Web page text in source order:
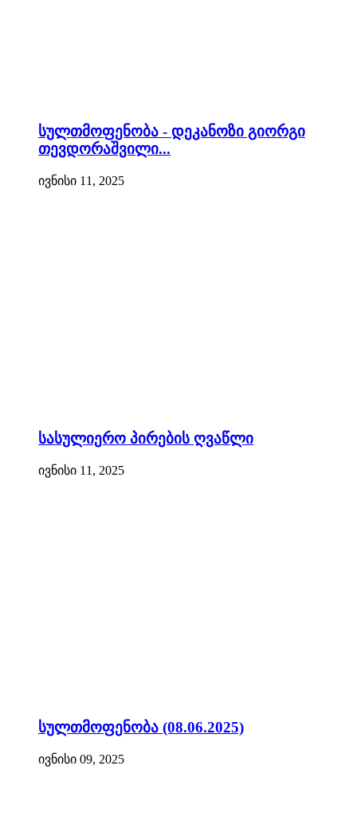
სულთმოფენობა - დეკანოზი გიორგი
თევდორაშვილი...
ივნისი 11, 2025
სასულიერო პირების ღვაწლი
ივნისი 11, 2025
სულთმოფენობა (08.06.2025)
ივნისი 09, 2025